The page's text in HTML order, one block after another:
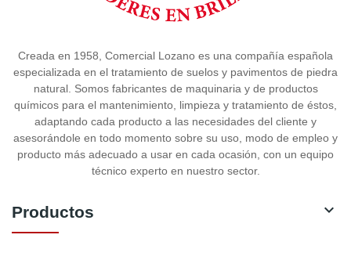
Creada en 1958, Comercial Lozano es una compañía española
especializada en el tratamiento de suelos y pavimentos de piedra
natural. Somos fabricantes de maquinaria y de productos
químicos para el mantenimiento, limpieza y tratamiento de éstos,
adaptando cada producto a las necesidades del cliente y
asesorándole en todo momento sobre su uso, modo de empleo y
producto más adecuado a usar en cada ocasión, con un equipo
técnico experto en nuestro sector.
Productos 